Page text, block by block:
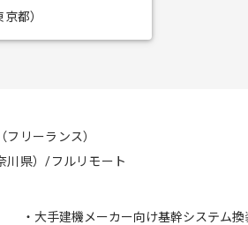
都）
フリーランス）
川県）/フルリモート
・大手建機メーカー向け基幹システム